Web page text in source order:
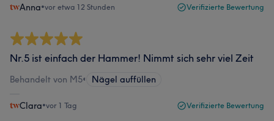
Anna•vor etwa 12 Stunden Verifizierte Bewertung
Nr.5 ist einfach der Hammer! Nimmt sich sehr viel Zeit
Behandelt von M5• Nägel auffüllen
Clara•vor 1 Tag Verifizierte Bewertung